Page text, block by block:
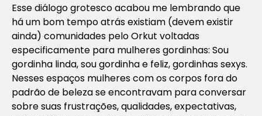
Esse diálogo grotesco acabou me lembrando que
há um bom tempo atrás existiam (devem existir
ainda) comunidades pelo Orkut voltadas
especificamente para mulheres gordinhas: Sou
gordinha linda, sou gordinha e feliz, gordinhas sexys.
Nesses espaços mulheres com os corpos fora do
padrão de beleza se encontravam para conversar
sobre suas frustrações, qualidades, expectativas,